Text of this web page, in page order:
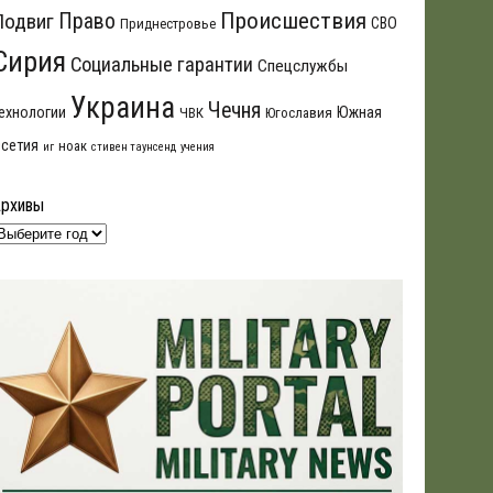
Право Приднестровье Происшествия СВО
Социальные гарантии Спецслужбы
Украина ЧВК Чечня Югославия Южная
иг ноак стивен таунсенд учения